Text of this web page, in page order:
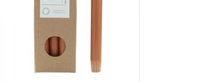
TOEVOEGEN AAN WINKELWAGEN